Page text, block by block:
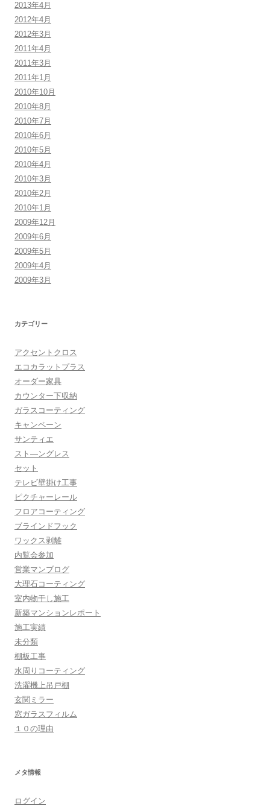
2013年4月
2012年4月
2012年3月
2011年4月
2011年3月
2011年1月
2010年10月
2010年8月
2010年7月
2010年6月
2010年5月
2010年4月
2010年3月
2010年2月
2010年1月
2009年12月
2009年6月
2009年5月
2009年4月
2009年3月
カテゴリー
アクセントクロス
エコカラットプラス
オーダー家具
カウンター下収納
ガラスコーティング
キャンペーン
サンティエ
スト―ングレス
セット
テレビ壁掛け工事
ピクチャーレール
フロアコーティング
ブラインドフック
ワックス剥離
内覧会参加
営業マンブログ
大理石コーティング
室内物干し施工
新築マンションレポート
施工実績
未分類
棚板工事
水周りコーティング
洗濯機上吊戸棚
玄関ミラー
窓ガラスフィルム
１０の理由
メタ情報
ログイン